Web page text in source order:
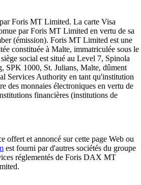
Foris MT Limited. La carte Visa
par Foris MT Limited en vertu de sa
(émission). Foris MT Limited est une
constituée à Malte, immatriculée sous le
social est situé au Level 7, Spinola
SPK 1000, St. Julians, Malte, dûment
Services Authority en tant qu'institution
des monnaies électroniques en vertu de
financières (institutions de
offert et annoncé sur cette page Web ou
est fourni par d'autres sociétés du groupe
réglementés de Foris DAX MT